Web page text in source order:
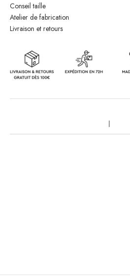
Correspondance des tailles :
S/M : 36 - 38
M/L : 40 - 42
Veste cape
Made in Italy
Conseil taille
Atelier de fabrication
Livraison et retours